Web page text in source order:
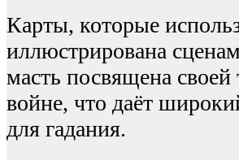
Карты, которые
иллюстрирована
масть посвящена
войне, что даёт
для гадания.